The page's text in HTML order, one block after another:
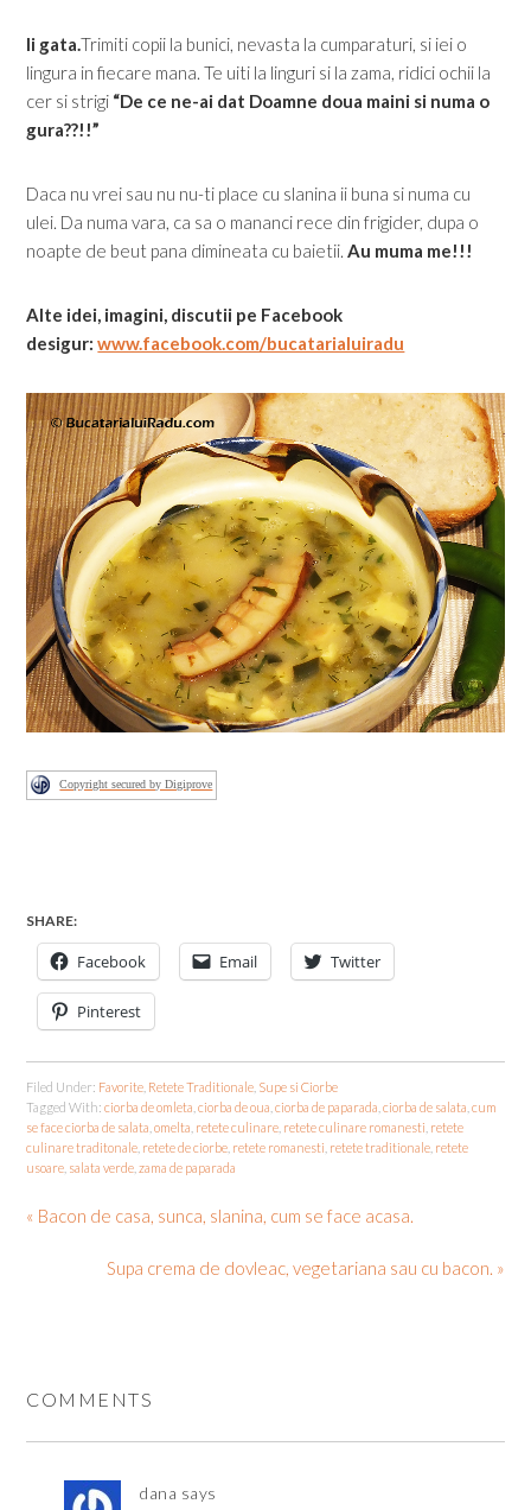
Ii gata.Trimiti copii la bunici, nevasta la cumparaturi, si iei o
lingura in fiecare mana. Te uiti la linguri si la zama, ridici ochii la
cer si strigi “De ce ne-ai dat Doamne doua maini si numa o
gura??!!”
Daca nu vrei sau nu nu-ti place cu slanina ii buna si numa cu
ulei. Da numa vara, ca sa o mananci rece din frigider, dupa o
noapte de beut pana dimineata cu baietii. Au muma me!!!
Alte idei, imagini, discutii pe Facebook
desigur:www.facebook.com/bucatarialuiradu
Copyright secured by Digiprove
SHARE:
Facebook Email Twitter
Pinterest
Filed Under: Favorite Retete Traditionale Supe si Ciorbe
Tagged With:ciorba de omleta ,ciorba de oua ,ciorba de paparada ,ciorba de salata ,cum
se face ciorba de salata ,omelta retete culinare retete culinare romanesti retete
culinare traditonale retete de ciorbe retete romanesti retete traditionale retete
usoare salata verde ,zama de paparada
« Bacon de casa, sunca, slanina, cum se face acasa.
Supa crema de dovleac, vegetariana sau cu bacon. »
COMMENTS
dana says